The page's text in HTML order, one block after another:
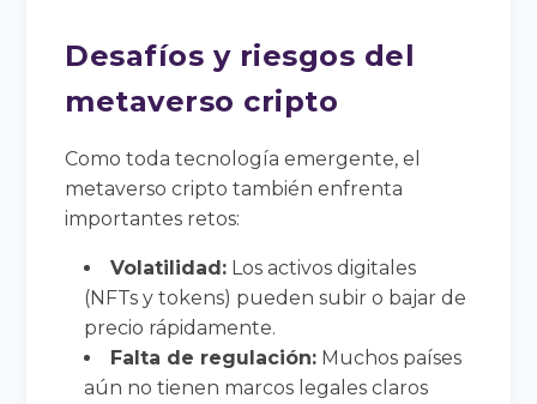
Desafíos y riesgos del
metaverso cripto
Como toda tecnología emergente, el
metaverso cripto también enfrenta
importantes retos:
Volatilidad: Los activos digitales
(NFTs y tokens) pueden subir o bajar de
precio rápidamente.
Falta de regulación: Muchos países
aún no tienen marcos legales claros